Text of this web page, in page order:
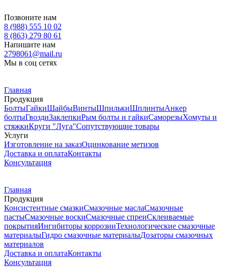
Позвоните нам
8 (988) 555 10 02
8 (863) 279 80 61
Напишите нам
2798061@mail.ru
Мы в соц сетях
Главная
Продукция
БолтыГайкиШайбыВинтыШпилькиШплинтыАнкер
болтыГвоздиЗаклепкиРым болты и гайкиСаморезыХомуты и
стяжкиКруги "Луга"Сопутствующие товары
Услуги
Изготовление на заказОцинкование метизов
Доставка и оплатаКонтакты
Консультация
Главная
Продукция
Консистентные смазкиСмазочные маслаСмазочные
пастыСмазочные воскиСмазочные спреиСклеиваемые
покрытияИнгибиторы коррозииТехнологические смазочные
материалыГидро смазочные материалыДозаторы смазочных
материалов
Доставка и оплатаКонтакты
Консультация